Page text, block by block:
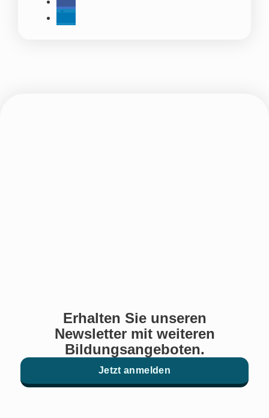
Erhalten Sie unseren
Newsletter mit weiteren
Bildungsangeboten.
Jetzt anmelden